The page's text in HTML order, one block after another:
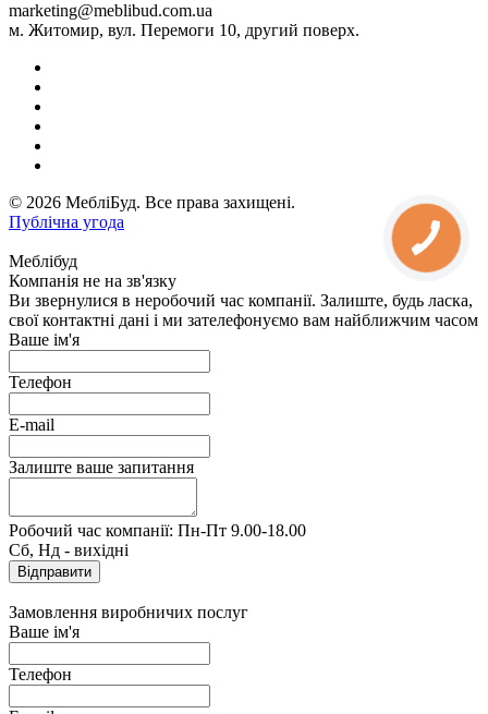
marketing@meblibud.com.ua
м. Житомир, вул. Перемоги 10, другий поверх.
© 2026 МебліБуд. Все права захищені.
Публічна угода
Меблібуд
Компанія не на зв'язку
Ви звернулися в неробочий час компанії. Залиште, будь ласка,
свої контактні дані і ми зателефонуємо вам найближчим часом
Ваше ім'я
Телефон
E-mail
Залиште ваше запитання
Робочий час компанії: Пн-Пт 9.00-18.00
Сб, Нд - вихідні
Замовлення виробничих послуг
Ваше ім'я
Телефон